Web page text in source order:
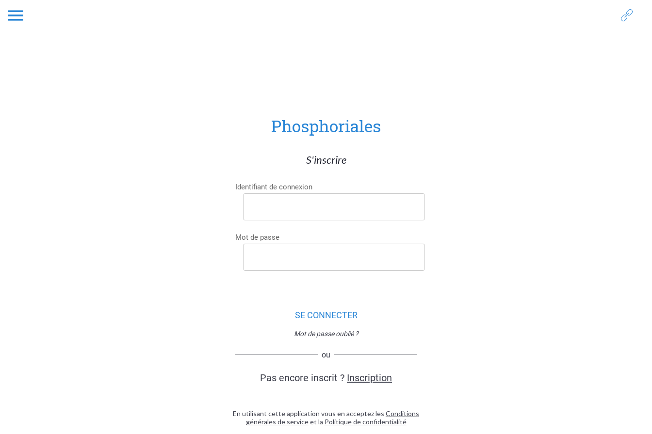
Phosphoriales
S'inscrire
Identifiant de connexion
Mot de passe
SE CONNECTER
Mot de passe oublié ?
ou
Pas encore inscrit ? Inscription
En utilisant cette application vous en acceptez les Conditions
générales de serviceet la Politique de confidentialité